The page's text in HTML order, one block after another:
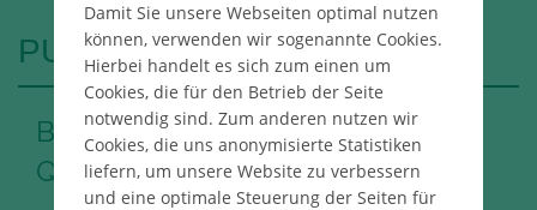
PUBLIKATIONEN
Büromarktbericht Frankfurt 4.
Quartal 2017 (Gesamtjahr)
Damit Sie unsere Webseiten optimal nutzen
können, verwenden wir sogenannte Cookies.
Hierbei handelt es sich zum einen um
Cookies, die für den Betrieb der Seite
notwendig sind. Zum anderen nutzen wir
Cookies, die uns anonymisierte Statistiken
liefern, um unsere Website zu verbessern
und eine optimale Steuerung der Seiten für